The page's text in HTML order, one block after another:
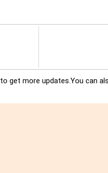
to get more updates.You can